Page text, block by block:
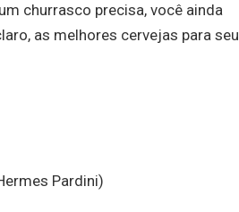
churrasco precisa, você ainda
as melhores cervejas para seu
Pardini)